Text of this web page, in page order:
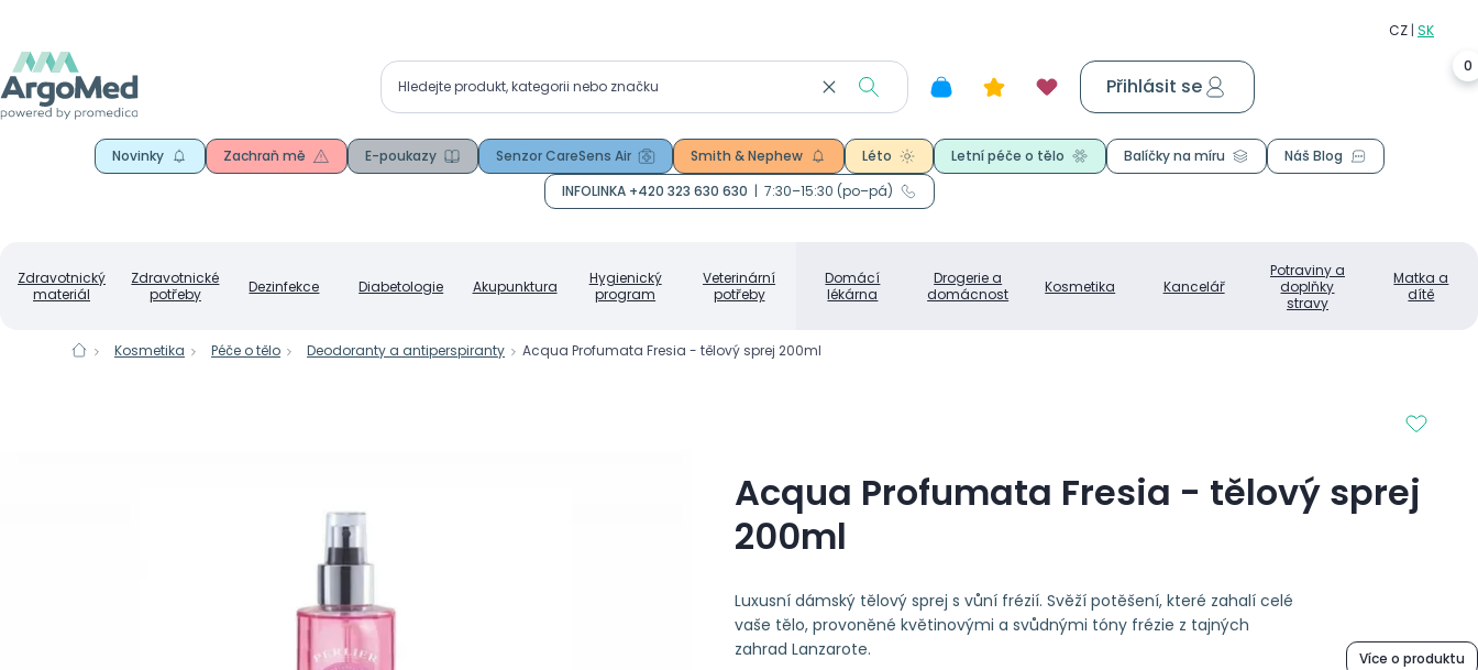
Zdravotnický
materiál
Zdravotnické
potřeby
Dezinfekce Diabetologie Akupunktura
Hygienický
program
Veterinární
potřeby
Domácí
lékárna
Drogerie a
domácnost
Kosmetika Kancelář
Potraviny a
doplňky
stravy
Matka a
dítě
0
Přihlásit se
Novinky Zachraň mě E-poukazy Senzor CareSens Air Smith & Nephew Léto Letní péče o tělo Balíčky na míru
Náš Blog
INFOLINKA +420 323 630 630
7:30–15:30 (po–pá)
Kosmetika Péče o tělo Deodoranty a antiperspiranty Acqua Profumata Fresia - tělový sprej 200ml
Acqua Profumata Fresia - tělový sprej
200ml
Luxusní dámský tělový sprej s vůní frézií. Svěží potěšení, které zahalí celé
vaše tělo, provoněné květinovými a svůdnými tóny frézie z tajných
zahrad Lanzarote.
Více o produktu